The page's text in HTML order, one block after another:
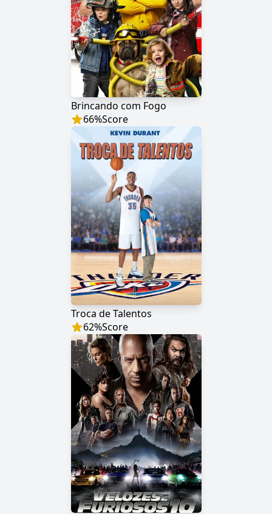
Brincando com Fogo
66%Score
Troca de Talentos
62%Score